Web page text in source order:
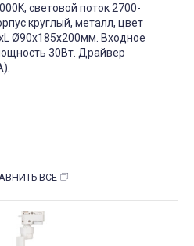
световой поток 2700-
круглый, металл, цвет
Ø90x185x200мм. Входное
30Вт. Драйвер
ВСЕ